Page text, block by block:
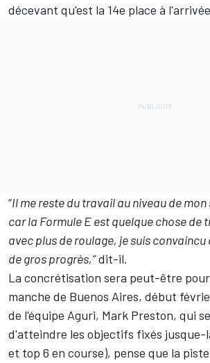
décevant qu'est la 14e place à
“Il me reste du travail au niveau de
car la Formule E est quelque chose de
avec plus de roulage, je suis
de gros progrès,”dit-il.
La concrétisation sera peut-être
manche de Buenos Aires, début
de l'équipe Aguri, Mark Preston, qui
d'atteindre les objectifs fixés jusque-
et top 6 en course), pense que la